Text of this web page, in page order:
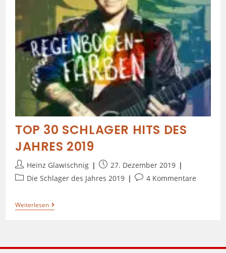
TOP 30 SCHLAGER HITS DES
JAHRES 2019
Heinz Glawischnig
27. Dezember 2019
Die Schlager des Jahres 2019
4 Kommentare
Weiterlesen